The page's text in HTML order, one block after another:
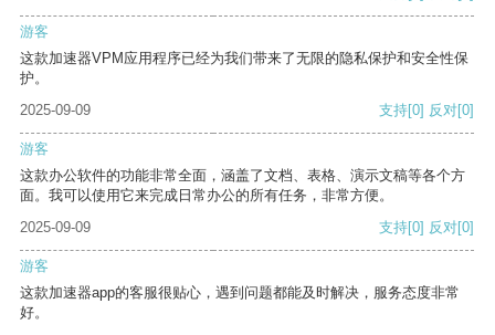
游客
这款加速器VPM应用程序已经为我们带来了无限的隐私保护和安全性保
护。
2025-09-09
支持[0] 反对[0]
游客
这款办公软件的功能非常全面，涵盖了文档、表格、演示文稿等各个方
面。我可以使用它来完成日常办公的所有任务，非常方便。
2025-09-09
支持[0] 反对[0]
游客
这款加速器app的客服很贴心，遇到问题都能及时解决，服务态度非常
好。